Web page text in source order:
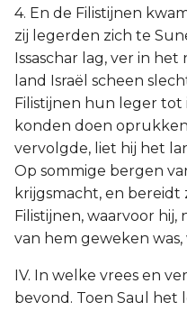
4. En de Filistijnen
zij legerden zich te
Issaschar lag, ver in
land Israël scheen
Filistijnen hun leger
konden doen
vervolgde, liet hij het
Op sommige bergen
krijgsmacht, en
Filistijnen, waarvoor hij,
van hem geweken
IV. In welke vrees en
bevond. Toen Saul het